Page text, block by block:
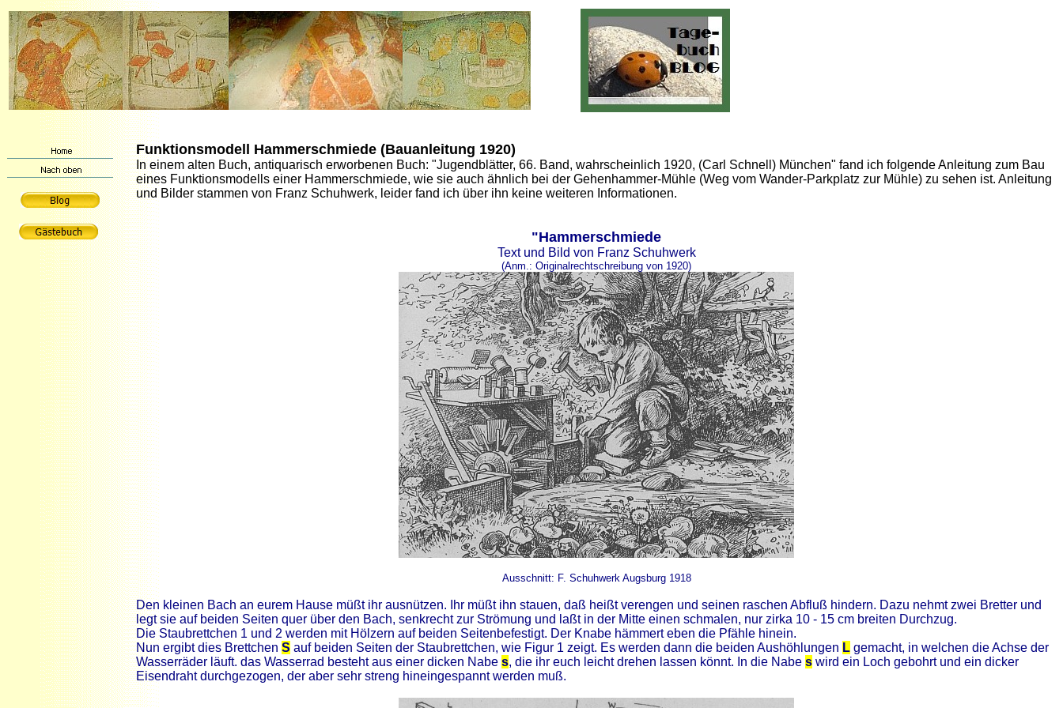
Funktionsmodell Hammerschmiede (Bauanleitung 1920)
In einem alten Buch, antiquarisch erworbenen Buch: "Jugendblätter, 66. Band, wahrscheinlich 1920, (Carl Schnell) München" fand ich folgende Anleitung zum Bau
eines Funktionsmodells einer Hammerschmiede, wie sie auch ähnlich bei der Gehenhammer-Mühle (Weg vom Wander-Parkplatz zur Mühle) zu sehen ist. Anleitung
und Bilder stammen von Franz Schuhwerk, leider fand ich über ihn keine weiteren Informationen.
"Hammerschmiede
Text und Bild von Franz Schuhwerk
(Anm.: Originalrechtschreibung von 1920)
Ausschnitt: F. Schuhwerk Augsburg 1918
Den kleinen Bach an eurem Hause müßt ihr ausnützen. Ihr müßt ihn stauen, daß heißt verengen und seinen raschen Abfluß hindern. Dazu nehmt zwei Bretter und
legt sie auf beiden Seiten quer über den Bach, senkrecht zur Strömung und laßt in der Mitte einen schmalen, nur zirka 10 - 15 cm breiten Durchzug.
Die Staubrettchen 1 und 2 werden mit Hölzern auf beiden Seitenbefestigt. Der Knabe hämmert eben die Pfähle hinein.
Nun ergibt dies Brettchen S auf beiden Seiten der Staubrettchen, wie Figur 1 zeigt. Es werden dann die beiden Aushöhlungen L gemacht, in welchen die Achse der
Wasserräder läuft. das Wasserrad besteht aus einer dicken Nabe s, die ihr euch leicht drehen lassen könnt. In die Nabe s wird ein Loch gebohrt und ein dicker
Eisendraht durchgezogen, der aber sehr streng hineingespannt werden muß.